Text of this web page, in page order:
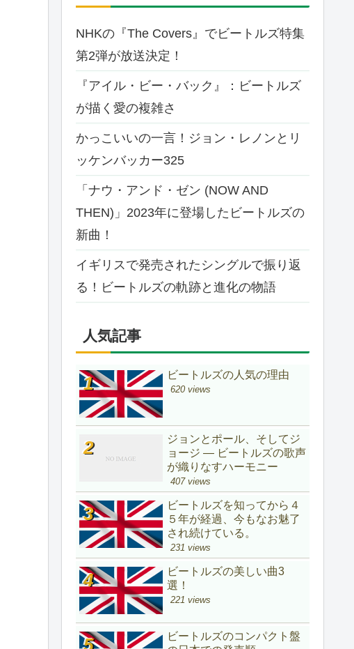
NHKの『The Covers』でビートルズ特集
第2弾が放送決定！
『アイル・ビー・バック』：ビートルズ
が描く愛の複雑さ
かっこいいの一言！ジョン・レノンとリ
ッケンバッカー325
「ナウ・アンド・ゼン (NOW AND
THEN)」2023年に登場したビートルズの
新曲！
イギリスで発売されたシングルで振り返
る！ビートルズの軌跡と進化の物語
人気記事
ビートルズの人気の理由
620 views
ジョンとポール、そしてジ
ョージ ― ビートルズの歌声
が織りなすハーモニー
407 views
ビートルズを知ってから４
５年が経過、今もなお魅了
され続けている。
231 views
ビートルズの美しい曲3
選！
221 views
ビートルズのコンパクト盤